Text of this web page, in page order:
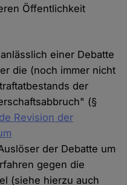
Öffentlichkeit
einer Debatte
die (noch immer nicht
der
(§
Revision der
der Debatte um
gegen die
(siehe hierzu auch